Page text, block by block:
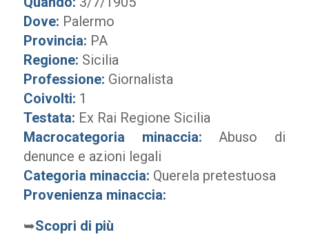
Dove: Palermo
Provincia: PA
Regione: Sicilia
Professione: Giornalista
Coivolti: 1
Testata: Ex Rai Regione Sicilia
Macrocategoria minaccia: Abuso di
denunce e azioni legali
Categoria minaccia: Querela pretestuosa
Provenienza minaccia:
➥Scopri di più